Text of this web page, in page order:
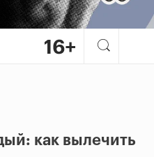
как вылечить